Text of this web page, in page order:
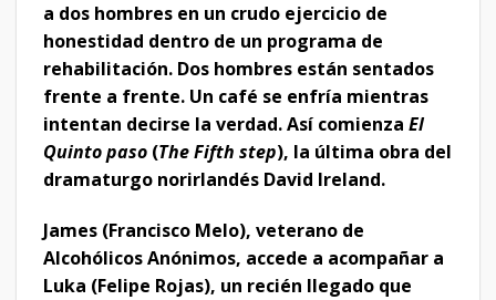
a dos hombres en un crudo ejercicio de
honestidad dentro de un programa de
rehabilitación. Dos hombres están sentados
frente a frente. Un café se enfría mientras
intentan decirse la verdad. Así comienza El
Quinto paso (The Fifth step), la última obra del
dramaturgo norirlandés David Ireland.
James (Francisco Melo), veterano de
Alcohólicos Anónimos, accede a acompañar a
Luka (Felipe Rojas), un recién llegado que